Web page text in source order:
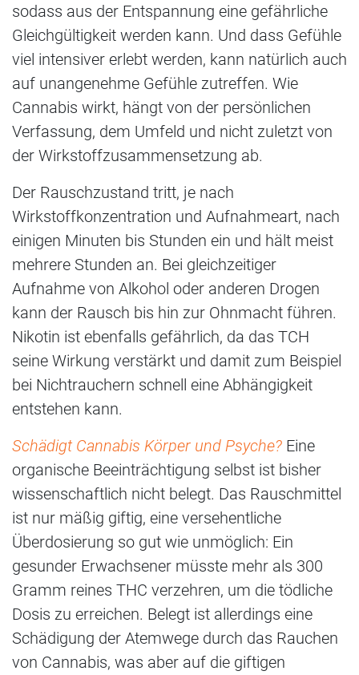
sodass aus der Entspannung eine gefährliche
Gleichgültigkeit werden kann. Und dass Gefühle
viel intensiver erlebt werden, kann natürlich auch
auf unangenehme Gefühle zutreffen. Wie
Cannabis wirkt, hängt von der persönlichen
Verfassung, dem Umfeld und nicht zuletzt von
der Wirkstoffzusammensetzung ab.
Der Rauschzustand tritt, je nach
Wirkstoffkonzentration und Aufnahmeart, nach
einigen Minuten bis Stunden ein und hält meist
mehrere Stunden an. Bei gleichzeitiger
Aufnahme von Alkohol oder anderen Drogen
kann der Rausch bis hin zur Ohnmacht führen.
Nikotin ist ebenfalls gefährlich, da das TCH
seine Wirkung verstärkt und damit zum Beispiel
bei Nichtrauchern schnell eine Abhängigkeit
entstehen kann.
Schädigt Cannabis Körper und Psyche? Eine
organische Beeinträchtigung selbst ist bisher
wissenschaftlich nicht belegt. Das Rauschmittel
ist nur mäßig giftig, eine versehentliche
Überdosierung so gut wie unmöglich: Ein
gesunder Erwachsener müsste mehr als 300
Gramm reines THC verzehren, um die tödliche
Dosis zu erreichen. Belegt ist allerdings eine
Schädigung der Atemwege durch das Rauchen
von Cannabis, was aber auf die giftigen